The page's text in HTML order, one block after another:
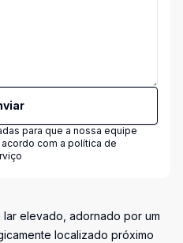
para que a nossa equipe
com a política de
elevado, adornado por um
localizado próximo